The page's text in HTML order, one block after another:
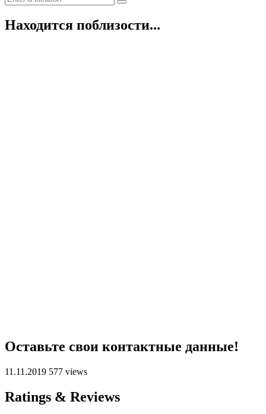
Находится поблизости...
Оставьте свои контактные данные!
11.11.2019 577 views
Ratings & Reviews